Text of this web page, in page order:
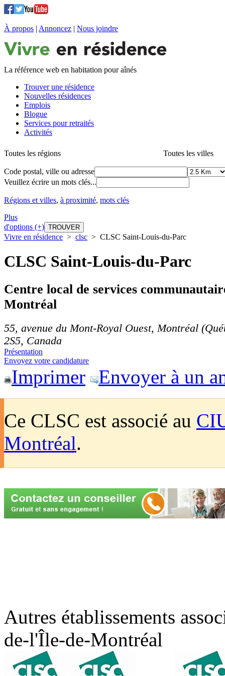
À propos | Annoncez | Nous joindre
La référence web en habitation pour aînés
Trouver une résidence
Nouvelles résidences
Emplois
Blogue
Services pour retraités
Activités
Toutes les régions Toutes les villes
Code postal, ville ou adresse
Veuillez écrire un mots clés...
Régions et villes, à proximité, mots clés
Plus
d'options (+)
Vivre en résidence > clsc > CLSC Saint-Louis-du-Parc
CLSC Saint-Louis-du-Parc
Centre local de services
Montréal
55, avenue du Mont-Royal Ouest, Montréal
2S5, Canada
Présentation
Envoyez votre candidature
Imprimer Envoyer à un
Ce CLSC est associé au
Montréal.
Autres établissements
de-l'Île-de-Montréal